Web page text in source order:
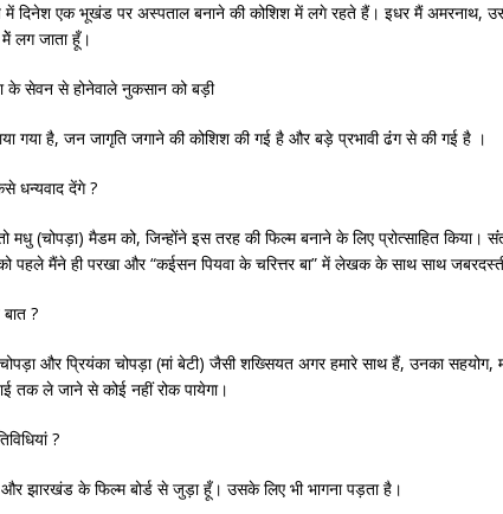
दिनेश एक भूखंड पर अस्पताल बनाने की कोशिश में लगे रहते हैं। इधर मैं अमरनाथ,
लग जाता हूँ।
सेवन से होनेवाले नुकसान को बड़ी
गया है, जन जागृति जगाने की कोशिश की गई है और बड़े प्रभावी ढंंग से की गई है ।
धन्यवाद देंगे ?
(चोपड़ा) मैडम को, जिन्होंने इस तरह की फिल्म बनाने के लिए प्रोत्साहित किया।
पहले मैंने ही परखा और “कईसन पियवा के चरित्तर बा” में लेखक के साथ साथ
?
और प्रियंका चोपड़ा (मां बेटी) जैसी शख्सियत अगर हमारे साथ हैं, उनका सहयोग,
तक ले जाने से कोई नहीं रोक पायेगा।
?
झारखंड के फिल्म बोर्ड से जुड़ा हूँ। उसके लिए भी भागना पड़ता है।